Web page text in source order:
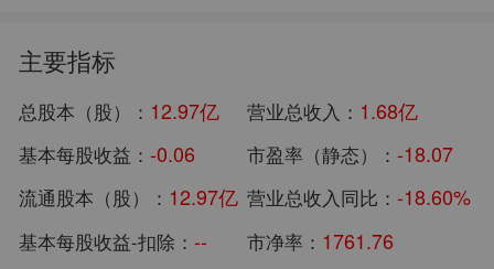
主要指标
总股本（股）： 12.97亿 营业总收入： 1.68亿
基本每股收益： -0.06 市盈率（静态）： -18.07
流通股本（股）： 12.97亿 营业总收入同比： -18.60%
基本每股收益-扣除： -- 市净率： 1761.76